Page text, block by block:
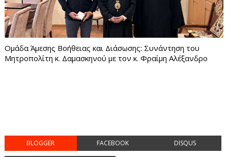
Ομάδα Άμεσης Βοήθειας και Διάσωσης: Συνάντηση του
Μητροπολίτη κ. Δαμασκηνού με τον κ. Φραίμη Αλέξανδρο
BLOGGER FACEBOOK DISQUS